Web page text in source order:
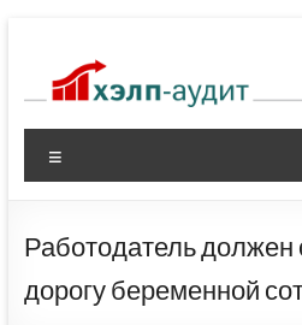
содержимому
Работодатель должен
дорогу беременной